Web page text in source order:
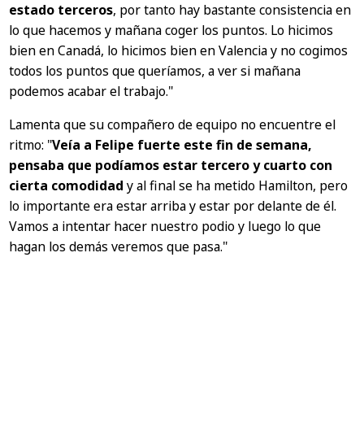
estado terceros, por tanto hay bastante consistencia en
lo que hacemos y mañana coger los puntos. Lo hicimos
bien en Canadá, lo hicimos bien en Valencia y no cogimos
todos los puntos que queríamos, a ver si mañana
podemos acabar el trabajo."
Lamenta que su compañero de equipo no encuentre el
ritmo: "Veía a Felipe fuerte este fin de semana,
pensaba que podíamos estar tercero y cuarto con
cierta comodidad y al final se ha metido Hamilton, pero
lo importante era estar arriba y estar por delante de él.
Vamos a intentar hacer nuestro podio y luego lo que
hagan los demás veremos que pasa."